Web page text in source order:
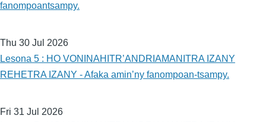
fanompoantsampy.
Thu 30 Jul 2026
Lesona 5 : HO VONINAHITR’ANDRIAMANITRA IZANY
REHETRA IZANY - Afaka amin’ny fanompoan-tsampy.
Fri 31 Jul 2026